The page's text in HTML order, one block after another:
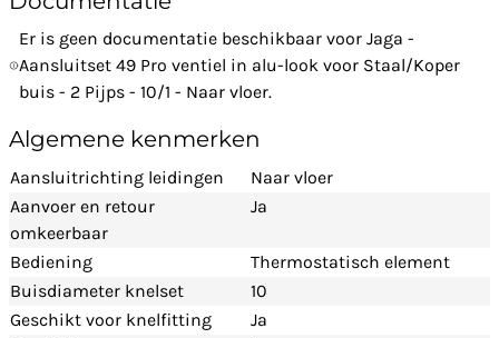
Er is geen documentatie beschikbaar voor Jaga -
Aansluitset 49 Pro ventiel in alu-look voor Staal/Koper
buis - 2 Pijps - 10/1 - Naar vloer.
Algemene kenmerken
Aansluitrichting leidingen
Naar vloer
Aanvoer en retour
omkeerbaar
Ja
Bediening
Thermostatisch element
Buisdiameter knelset
10
Geschikt voor knelfitting
Ja